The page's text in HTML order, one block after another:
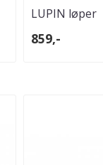
LUPIN løper
859,-